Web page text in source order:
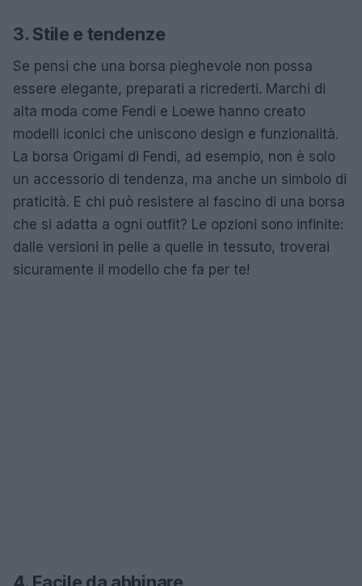
3. Stile e tendenze
Se pensi che una borsa pieghevole non possa
essere elegante, preparati a ricrederti. Marchi di
alta moda come Fendi e Loewe hanno creato
modelli iconici che uniscono design e funzionalità.
La borsa Origami di Fendi, ad esempio, non è solo
un accessorio di tendenza, ma anche un simbolo di
praticità. E chi può resistere al fascino di una borsa
che si adatta a ogni outfit? Le opzioni sono infinite:
dalle versioni in pelle a quelle in tessuto, troverai
sicuramente il modello che fa per te!
4. Facile da abbinare